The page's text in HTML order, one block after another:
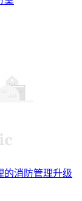
的消防管理升级